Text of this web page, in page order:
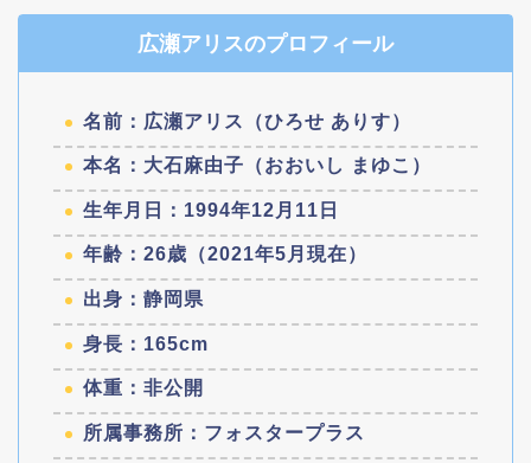
広瀬アリスのプロフィール
名前：広瀬アリス（ひろせ ありす）
本名：大石麻由子（おおいし まゆこ）
生年月日：1994年12月11日
年齢：26歳（2021年5月現在）
出身：静岡県
身長：165cm
体重：非公開
所属事務所：フォスタープラス